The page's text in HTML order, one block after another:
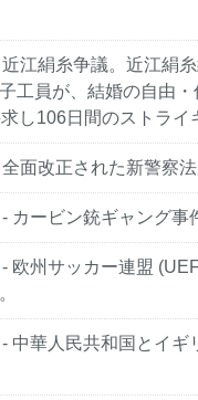
江絹糸争議。近江絹
工員が、結婚の自由
し106日間のストライ
面改正された新警察法
カービン銃ギャング事
欧州サッカー連盟
中華人民共和国とイギ